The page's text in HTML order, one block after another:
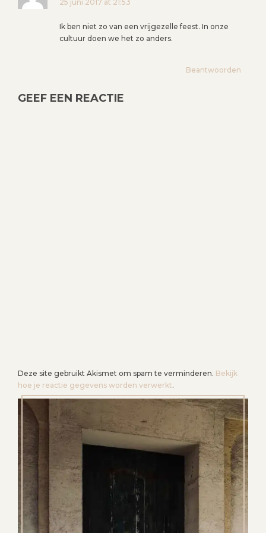
25 juni 2017 at 21:53
Ik ben niet zo van een vrijgezelle feest. In onze
cultuur doen we het zo anders.
Beantwoorden
GEEF EEN REACTIE
Deze site gebruikt Akismet om spam te verminderen. Bekijk
hoe je reactie gegevens worden verwerkt.